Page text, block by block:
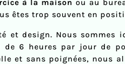
à la maison ou au
êtes trop souvent en
design. Nous sommes
6 heures par jour de
et sans poignées, nous